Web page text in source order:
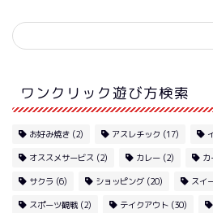
ワンクリック遊び方検索
お好み焼き (2) アスレチック (17)
オススメサービス (2) カレー (2) カ
サクラ (6) ショッピング (20) スイ
スポーツ観戦(2) テイクアウト (30)